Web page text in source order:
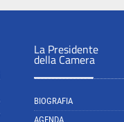
La Presidente
della Camera
BIOGRAFIA
AGENDA